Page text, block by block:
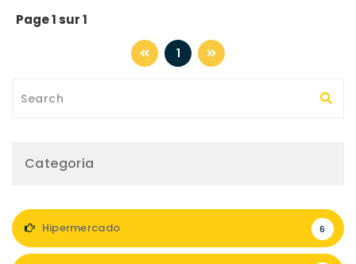
Page 1 sur 1
1
Categoria
Hipermercado 6